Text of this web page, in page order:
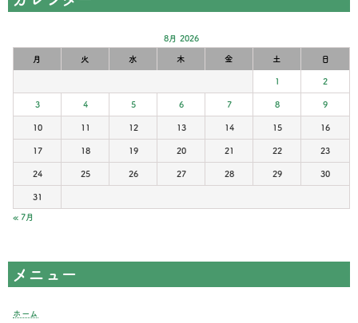
8月 2026
月 火 水 木 金 土 日
1 2
3 4 5 6 7 8 9
10 11 12 13 14 15 16
17 18 19 20 21 22 23
24 25 26 27 28 29 30
31
« 7月
メニュー
ホーム